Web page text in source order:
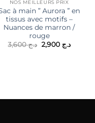
NOS MEILLEURS PRIX
à main ” Aurora ” en
tissus avec motifs –
Nuances de marron /
rouge
د.ج3,600
Le
prix
د.ج 2,900
Le